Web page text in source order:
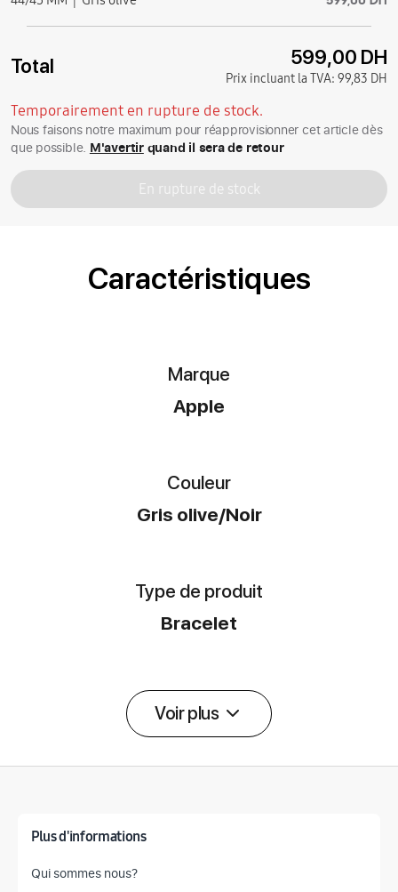
Total 599,00 DH
Prix incluant la TVA: 99,83 DH
Temporairement en rupture de stock.
Nous faisons notre maximum pour réapprovisionner cet article dès
que possible. M'avertirquand il sera de retour
En rupture de stock
Caractéristiques
Marque
Apple
Couleur
Gris olive/Noir
Type de produit
Bracelet
Voir plus
Plus d'informations
Qui sommes nous?